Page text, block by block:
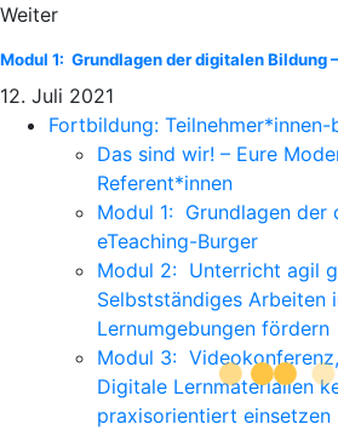
Weiter
Modul 1: Grundlagen der digitalen Bildung
12. Juli 2021
Fortbildung: Teilnehmer*innen-
Das sind wir! – Eure
Referent*innen
Modul 1: Grundlagen der
eTeaching-Burger
Modul 2: Unterricht agil
Selbstständiges Arbeiten
Lernumgebungen fördern
Modul 3:
Digitale Lernmaterialien
praxisorientiert einsetzen